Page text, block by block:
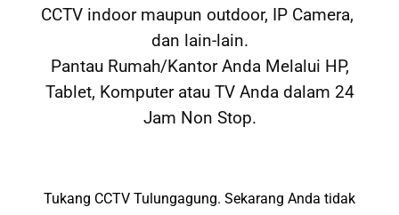
CCTV indoor maupun outdoor, IP Camera,
dan lain-lain.
Pantau Rumah/Kantor Anda Melalui HP,
Tablet, Komputer atau TV Anda dalam 24
Jam Non Stop.
Tukang CCTV Tulungagung. Sekarang Anda tidak